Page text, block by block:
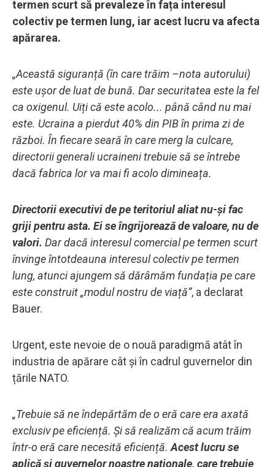
termen scurt să prevaleze în fața interesul
colectiv pe termen lung, iar acest lucru va afecta
apărarea.
„Această siguranță (în care trăim –nota autorului)
este ușor de luat de bună. Dar securitatea este la fel
ca oxigenul. Uiți că este acolo... până când nu mai
este. Ucraina a pierdut 40% din PIB în prima zi de
război. În fiecare seară în care merg la culcare,
directorii generali ucraineni trebuie să se întrebe
dacă fabrica lor va mai fi acolo dimineața.
Directorii executivi de pe teritoriul aliat nu-și fac
griji pentru asta. Ei se îngrijorează de valoare, nu de
valori. Dar dacă interesul comercial pe termen scurt
învinge întotdeauna interesul colectiv pe termen
lung, atunci ajungem să dărâmăm fundația pe care
este construit „modul nostru de viață”, a declarat
Bauer.
Urgent, este nevoie de o nouă paradigmă atât în
industria de apărare cât și în cadrul guvernelor din
țările NATO.
„Trebuie să ne îndepărtăm de o eră care era axată
exclusiv pe eficiență. Și să realizăm că acum trăim
într-o eră care necesită eficiență.Acest lucru se
aplică și guvernelor noastre naționale, care trebuie